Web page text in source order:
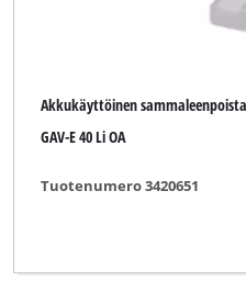
Akkukäyttöinen
GAV-E 40 Li OA
Tuotenumero 3420651